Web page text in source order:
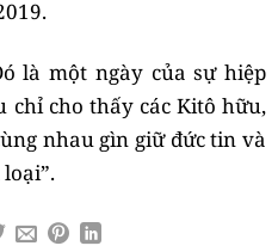
là một ngày của sự hiệp
chỉ cho thấy các Kitô hữu,
nhau gìn giữ đức tin và